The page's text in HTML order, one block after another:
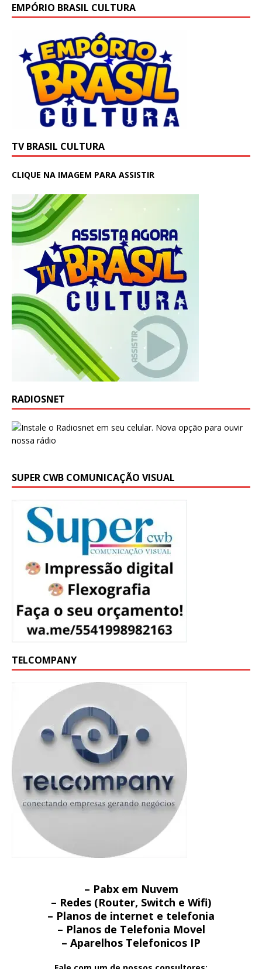
EMPÓRIO BRASIL CULTURA
TV BRASIL CULTURA
CLIQUE NA IMAGEM PARA ASSISTIR
RADIOSNET
SUPER CWB COMUNICAÇÃO VISUAL
TELCOMPANY
– Pabx em Nuvem
– Redes (Router, Switch e Wifi)
– Planos de internet e telefonia
– Planos de Telefonia Movel
– Aparelhos Telefonicos IP